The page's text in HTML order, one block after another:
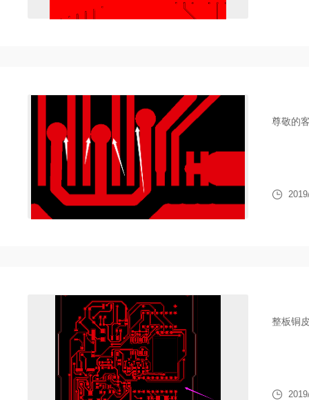
尊敬的
整板铜